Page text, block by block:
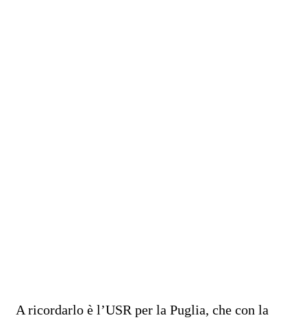
A ricordarlo è l’USR per la Puglia, che con la